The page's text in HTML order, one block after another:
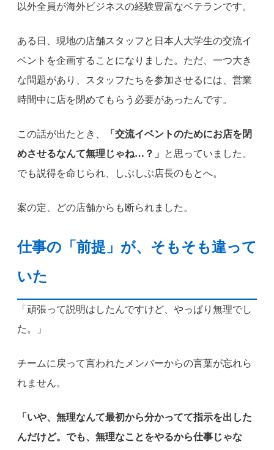
以外全員が海外ビジネスの経験豊富なベテランです。
ある日、現地の店舗スタッフと日本人大学生の交流イ
ベントを企画することになりました。ただ、一つ大き
な問題があり、スタッフたちを参加させるには、営業
時間中に店を閉めてもらう必要があったんです。
この話が出たとき、
「交流イベントのためにお店を閉
めさせるなんて無理じゃね…？」
と思っていました。
でも説得を命じられ、しぶしぶ店長のもとへ。
案の定、どの店舗からも断られました。
仕事の「前提」が、そもそも違って
いた
「頑張って説明はしたんですけど、やっぱり無理でし
た。」
チームに戻って言われたメンバーからの言葉が忘れら
れません。
「いや、無理なんて最初から分かってて指示を出した
んだけど。でも、無理なことをやるから仕事じゃな